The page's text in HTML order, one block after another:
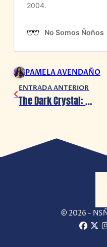
PAMELA AVENDAÑO
ENTRADA ANTERIOR
The Dark Crystal: Age of Resistance es cancelada por Netflix
© 2026 -